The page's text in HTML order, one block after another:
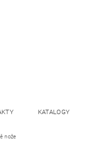
KATALOGY
nože